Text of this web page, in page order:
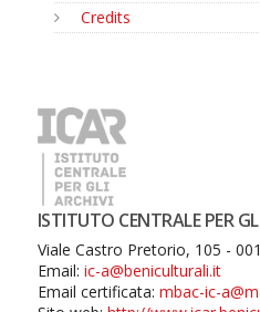
Credits
ISTITUTO CENTRALE PER
Viale Castro Pretorio, 105 -
Email: ic-a@beniculturali.it
Email certificata: mbac-ic-